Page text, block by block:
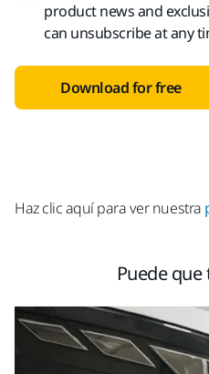
product news and
can unsubscribe at any
Download for free
Haz clic aquí para ver nuestra
Puede